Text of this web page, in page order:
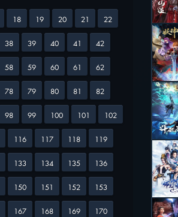
18 19 20 21 22
38 39 40 41 42
58 59 60 61 62
78 79 80 81 82
98 99 100 101 102
116 117 118 119
133 134 135 136
150 151 152 153
167 168 169 170